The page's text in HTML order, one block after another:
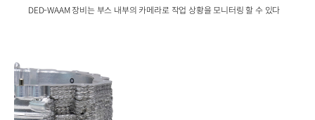
DED-WAAM 장비는 부스 내부의 카메라로 작업 상황을 모니터링 할 수 있다